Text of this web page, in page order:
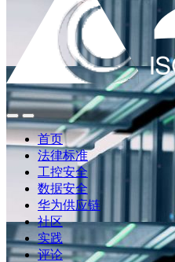
点
此
搜
点
此
查
导
航
首页
法律标准
工控安全
数据安全
华为供应链
社区
实践
评论